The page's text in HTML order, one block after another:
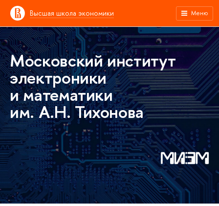
Высшая школа экономики Меню
Московский институт
электроники
и математики
им. А.Н. Тихонова